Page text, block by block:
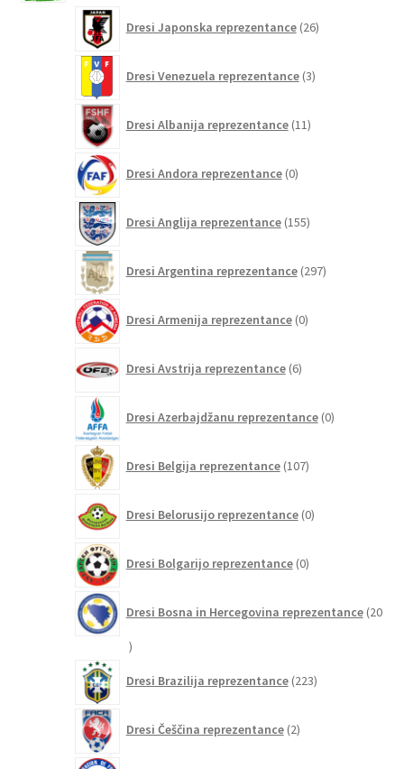
Dresi Japonska reprezentance 26izdelkov
Dresi Venezuela reprezentance 3izdelki
Dresi Albanija reprezentance 11izdelkov
Dresi Andora reprezentance 0izdelkov
Dresi Anglija reprezentance 155izdelkov
Dresi Argentina reprezentance 297izdelkov
Dresi Armenija reprezentance 0izdelkov
Dresi Avstrija reprezentance 6izdelkov
Dresi Azerbajdžanu reprezentance 0izdelkov
Dresi Belgija reprezentance 107izdelkov
Dresi Belorusijo reprezentance 0izdelkov
Dresi Bolgarijo reprezentance 0izdelkov
Dresi Bosna in Hercegovina reprezentance 20
20
Dresi Brazilija reprezentance 223izdelkov
Dresi Češčina reprezentance 2izdelka